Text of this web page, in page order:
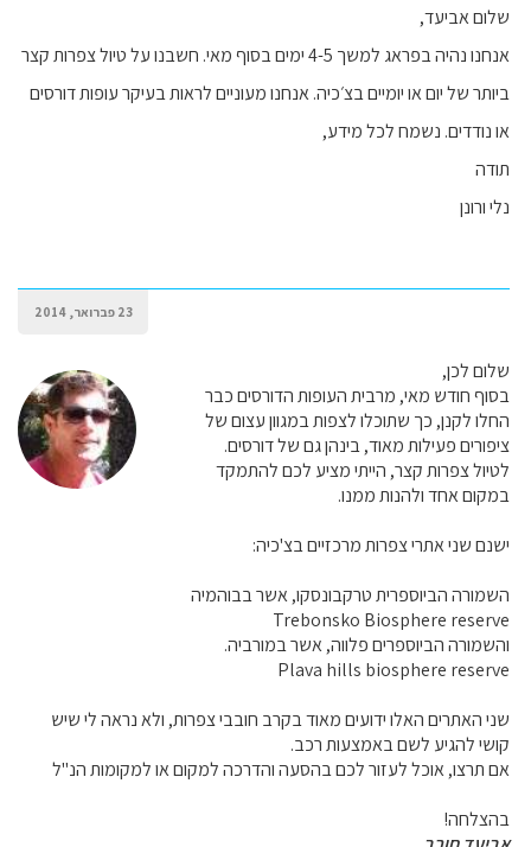
שלום אביעד,
אנחנו נהיה בפראג למשך 4-5 ימים בסוף מאי. חשבנו על טיול צפרות קצר
ביותר של יום או יומיים בצ׳כיה. אנחנו מעוניים לראות בעיקר עופות דורסים
או נודדים. נשמח לכל מידע,
תודה
נלי ורונן
23 פברואר, 2014
שלום לכן,
בסוף חודש מאי, מרבית העופות הדורסים כבר
החלו לקנן, כך שתוכלו לצפות במגוון עצום של
ציפורים פעילות מאוד, בינהן גם של דורסים.
לטיול צפרות קצר, הייתי מציע לכם להתמקד
במקום אחד ולהנות ממנו.
ישנם שני אתרי צפרות מרכזיים בצ'כיה:
השמורה הביוספרית טרקבונסקו, אשר בבוהמיה
Trebonsko Biosphere reserve
והשמורה הביוספרים פלווה, אשר במורביה.
Plava hills biosphere reserve
שני האתרים האלו ידועים מאוד בקרב חובבי צפרות, ולא נראה לי שיש
קושי להגיע לשם באמצעות רכב.
אם תרצו, אוכל לעזור לכם בהסעה והדרכה למקום או למקומות הנ"ל
בהצלחה!